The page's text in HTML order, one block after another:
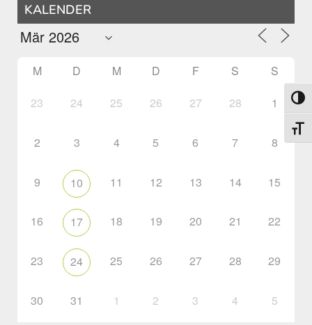
KALENDER
M D M D F S S
23 24 25 26 27 28 1
2 3 4 5 6 7 8
9 10 11 12 13 14 15
16 17 18 19 20 21 22
23 24 25 26 27 28 29
30 31 1 2 3 4 5